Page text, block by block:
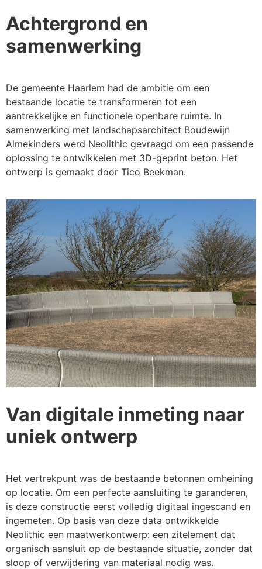
Achtergrond en
samenwerking
De gemeente Haarlem had de ambitie om een
bestaande locatie te transformeren tot een
aantrekkelijke en functionele openbare ruimte. In
samenwerking met landschapsarchitect Boudewijn
Almekinders werd Neolithic gevraagd om een passende
oplossing te ontwikkelen met 3D-geprint beton. Het
ontwerp is gemaakt door Tico Beekman.
Van digitale inmeting naar
uniek ontwerp
Het vertrekpunt was de bestaande betonnen omheining
op locatie. Om een perfecte aansluiting te garanderen,
is deze constructie eerst volledig digitaal ingescand en
ingemeten. Op basis van deze data ontwikkelde
Neolithic een maatwerkontwerp: een zitelement dat
organisch aansluit op de bestaande situatie, zonder dat
sloop of verwijdering van materiaal nodig was.